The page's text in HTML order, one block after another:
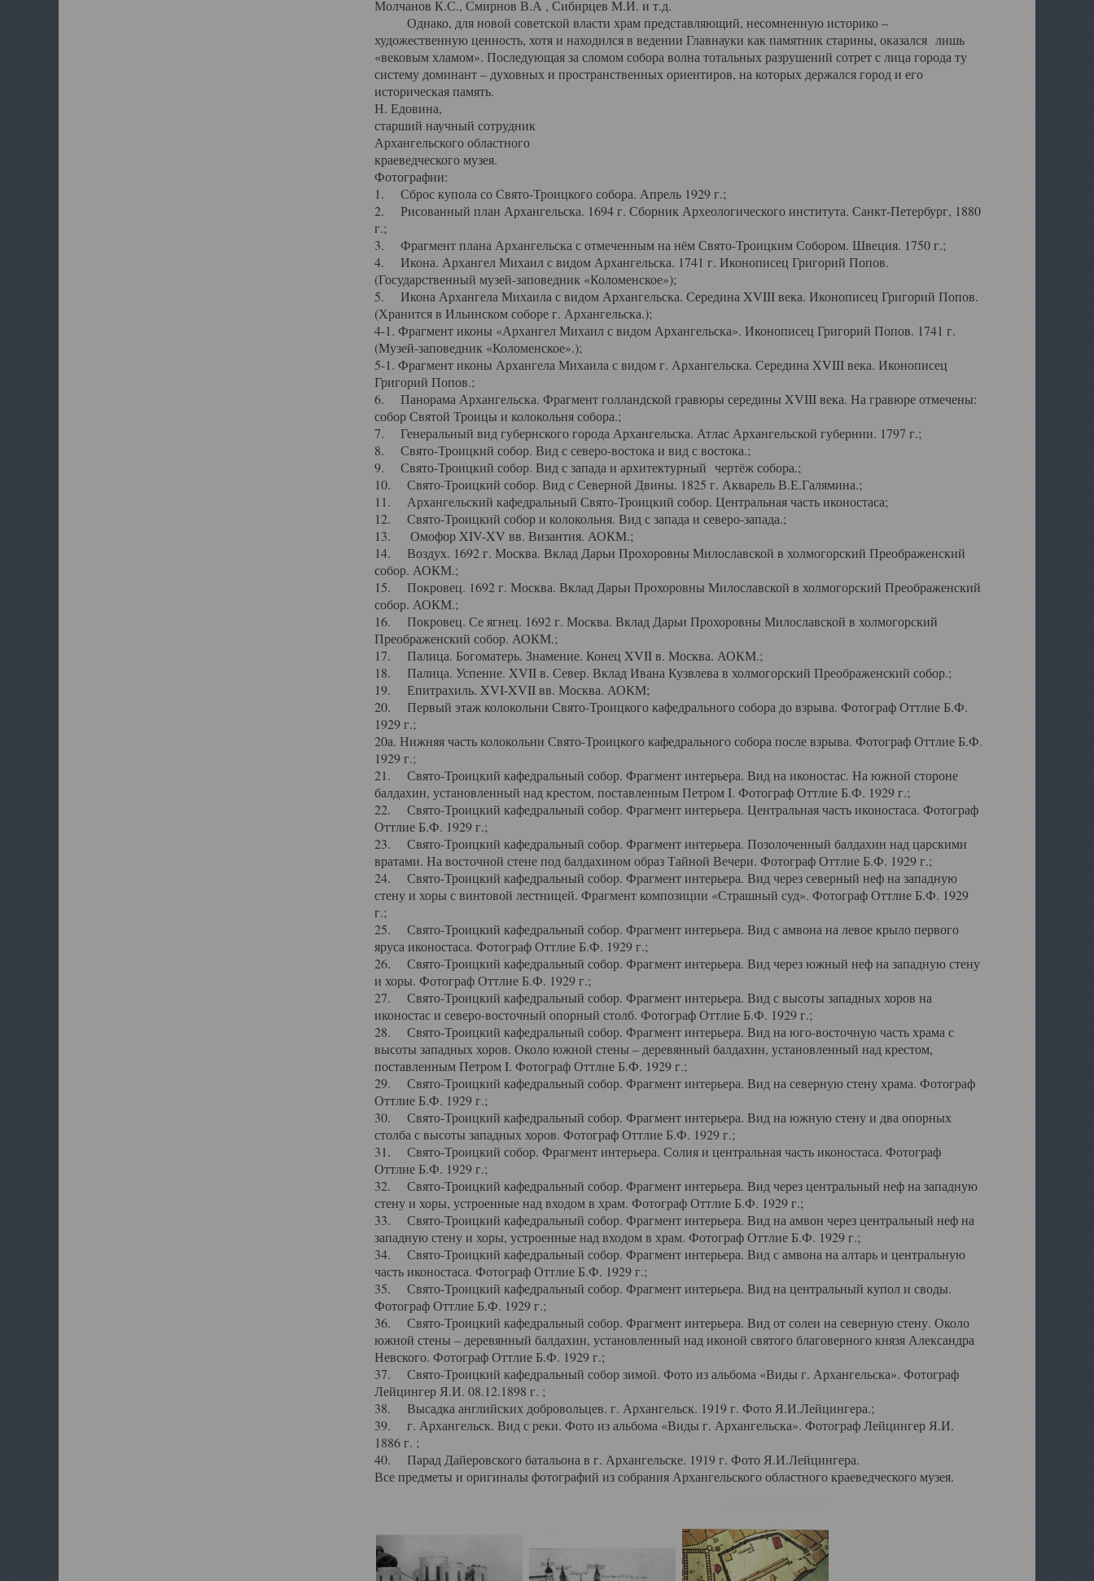
Молчанов К.С., Смирнов В.А , Сибирцев М.И. и т.д.
Однако, для новой советской власти храм представляющий, несомненную историко –
художественную ценность, хотя и находился в ведении Главнауки как памятник старины, оказался лишь
«вековым хламом». Последующая за сломом собора волна тотальных разрушений сотрет с лица города ту
систему доминант – духовных и пространственных ориентиров, на которых держался город и его
историческая память.
Н. Едовина,
старший научный сотрудник
Архангельского областного
краеведческого музея.
Фотографии:
1. Сброс купола со Свято-Троицкого собора. Апрель 1929 г.;
2. Рисованный план Архангельска. 1694 г. Сборник Археологического института. Санкт-Петербург, 1880
г.;
3. Фрагмент плана Архангельска с отмеченным на нём Свято-Троицким Собором. Швеция. 1750 г.;
4. Икона. Архангел Михаил с видом Архангельска. 1741 г. Иконописец Григорий Попов.
(Государственный музей-заповедник «Коломенское»);
5. Икона Архангела Михаила с видом Архангельска. Середина XVIII века. Иконописец Григорий Попов.
(Хранится в Ильинском соборе г. Архангельска.);
4-1. Фрагмент иконы «Архангел Михаил с видом Архангельска». Иконописец Григорий Попов. 1741 г.
(Музей-заповедник «Коломенское».);
5-1. Фрагмент иконы Архангела Михаила с видом г. Архангельска. Середина XVIII века. Иконописец
Григорий Попов.;
6. Панорама Архангельска. Фрагмент голландской гравюры середины XVIII века. На гравюре отмечены:
собор Святой Троицы и колокольня собора.;
7. Генеральный вид губернского города Архангельска. Атлас Архангельской губернии. 1797 г.;
8. Свято-Троицкий собор. Вид с северо-востока и вид с востока.;
9. Свято-Троицкий собор. Вид с запада и архитектурный чертёж собора.;
10. Свято-Троицкий собор. Вид с Северной Двины. 1825 г. Акварель В.Е.Галямина.;
11. Архангельский кафедральный Свято-Троицкий собор. Центральная часть иконостаса;
12. Свято-Троицкий собор и колокольня. Вид с запада и северо-запада.;
13. Омофор XIV-XV вв. Византия. АОКМ.;
14. Воздух. 1692 г. Москва. Вклад Дарьи Прохоровны Милославской в холмогорский Преображенский
собор. АОКМ.;
15. Покровец. 1692 г. Москва. Вклад Дарьи Прохоровны Милославской в холмогорский Преображенский
собор. АОКМ.;
16. Покровец. Се ягнец. 1692 г. Москва. Вклад Дарьи Прохоровны Милославской в холмогорский
Преображенский собор. АОКМ.;
17. Палица. Богоматерь. Знамение. Конец XVII в. Москва. АОКМ.;
18. Палица. Успение. XVII в. Север. Вклад Ивана Кузвлева в холмогорский Преображенский собор.;
19. Епитрахиль. XVI-XVII вв. Москва. АОКМ;
20. Первый этаж колокольни Свято-Троицкого кафедрального собора до взрыва. Фотограф Оттлие Б.Ф.
1929 г.;
20а. Нижняя часть колокольни Свято-Троицкого кафедрального собора после взрыва. Фотограф Оттлие Б.Ф.
1929 г.;
21. Свято-Троицкий кафедральный собор. Фрагмент интерьера. Вид на иконостас. На южной стороне
балдахин, установленный над крестом, поставленным Петром I. Фотограф Оттлие Б.Ф. 1929 г.;
22. Свято-Троицкий кафедральный собор. Фрагмент интерьера. Центральная часть иконостаса. Фотограф
Оттлие Б.Ф. 1929 г.;
23. Свято-Троицкий кафедральный собор. Фрагмент интерьера. Позолоченный балдахин над царскими
вратами. На восточной стене под балдахином образ Тайной Вечери. Фотограф Оттлие Б.Ф. 1929 г.;
24. Свято-Троицкий кафедральный собор. Фрагмент интерьера. Вид через северный неф на западную
стену и хоры с винтовой лестницей. Фрагмент композиции «Страшный суд». Фотограф Оттлие Б.Ф. 1929
г.;
25. Свято-Троицкий кафедральный собор. Фрагмент интерьера. Вид с амвона на левое крыло первого
яруса иконостаса. Фотограф Оттлие Б.Ф. 1929 г.;
26. Свято-Троицкий кафедральный собор. Фрагмент интерьера. Вид через южный неф на западную стену
и хоры. Фотограф Оттлие Б.Ф. 1929 г.;
27. Свято-Троицкий кафедральный собор. Фрагмент интерьера. Вид с высоты западных хоров на
иконостас и северо-восточный опорный столб. Фотограф Оттлие Б.Ф. 1929 г.;
28. Свято-Троицкий кафедральный собор. Фрагмент интерьера. Вид на юго-восточную часть храма с
высоты западных хоров. Около южной стены – деревянный балдахин, установленный над крестом,
поставленным Петром I. Фотограф Оттлие Б.Ф. 1929 г.;
29. Свято-Троицкий кафедральный собор. Фрагмент интерьера. Вид на северную стену храма. Фотограф
Оттлие Б.Ф. 1929 г.;
30. Свято-Троицкий кафедральный собор. Фрагмент интерьера. Вид на южную стену и два опорных
столба с высоты западных хоров. Фотограф Оттлие Б.Ф. 1929 г.;
31. Свято-Троицкий собор. Фрагмент интерьера. Солия и центральная часть иконостаса. Фотограф
Оттлие Б.Ф. 1929 г.;
32. Свято-Троицкий кафедральный собор. Фрагмент интерьера. Вид через центральный неф на западную
стену и хоры, устроенные над входом в храм. Фотограф Оттлие Б.Ф. 1929 г.;
33. Свято-Троицкий кафедральный собор. Фрагмент интерьера. Вид на амвон через центральный неф на
западную стену и хоры, устроенные над входом в храм. Фотограф Оттлие Б.Ф. 1929 г.;
34. Свято-Троицкий кафедральный собор. Фрагмент интерьера. Вид с амвона на алтарь и центральную
часть иконостаса. Фотограф Оттлие Б.Ф. 1929 г.;
35. Свято-Троицкий кафедральный собор. Фрагмент интерьера. Вид на центральный купол и своды.
Фотограф Оттлие Б.Ф. 1929 г.;
36. Свято-Троицкий кафедральный собор. Фрагмент интерьера. Вид от солеи на северную стену. Около
южной стены – деревянный балдахин, установленный над иконой святого благоверного князя Александра
Невского. Фотограф Оттлие Б.Ф. 1929 г.;
37. Свято-Троицкий кафедральный собор зимой. Фото из альбома «Виды г. Архангельска». Фотограф
Лейцингер Я.И. 08.12.1898 г. ;
38. Высадка английских добровольцев. г. Архангельск. 1919 г. Фото Я.И.Лейцингера.;
39. г. Архангельск. Вид с реки. Фото из альбома «Виды г. Архангельска». Фотограф Лейцингер Я.И.
1886 г. ;
40. Парад Дайеровского батальона в г. Архангельске. 1919 г. Фото Я.И.Лейцингера.
Все предметы и оригиналы фотографий из собрания Архангельского областного краеведческого музея.